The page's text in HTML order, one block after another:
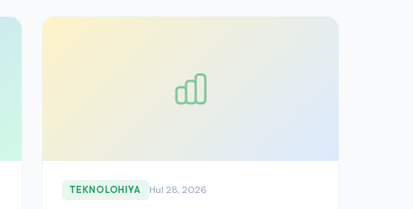
na umabot sa mga mambabasa ng Canada
pahintulot ng cookie, kung paano binigyang-
kahulugan ng Opisina ng Privacy Commissioner
ang mga kinakailangang iyon sa paglipas ng
iminungkahing pederal na modernisasyon.
TEKNOLOHIYA Hul 28, 2026